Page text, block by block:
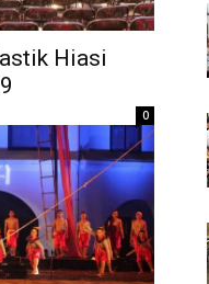
Hiasi
0